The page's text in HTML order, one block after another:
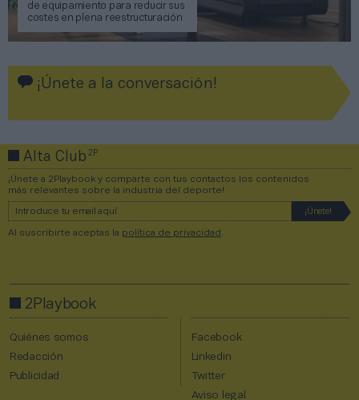
de equipamiento para reducir sus
costes en plena reestructuración
¡Únete a la conversación!
Alta Club2P
¡Únete a 2Playbook y comparte con tus contactos los contenidos
más relevantes sobre la industria del deporte!
Al suscribirte aceptas la política de privacidad
2Playbook
Quiénes somos
Redacción
Publicidad
Facebook
Linkedin
Twitter
Aviso legal